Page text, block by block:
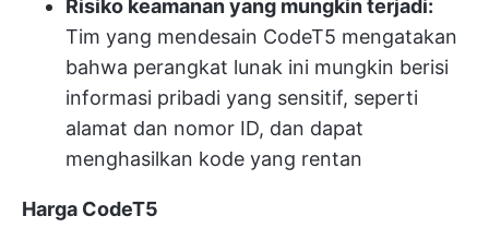
Risiko keamanan yang mungkin terjadi:
Tim yang mendesain CodeT5 mengatakan
bahwa perangkat lunak ini mungkin berisi
informasi pribadi yang sensitif, seperti
alamat dan nomor ID, dan dapat
menghasilkan kode yang rentan
Harga CodeT5